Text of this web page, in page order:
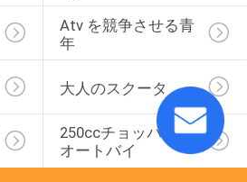
Atv を競争させる青
年
大人のスクータ
250ccチョッパーの
オートバイ